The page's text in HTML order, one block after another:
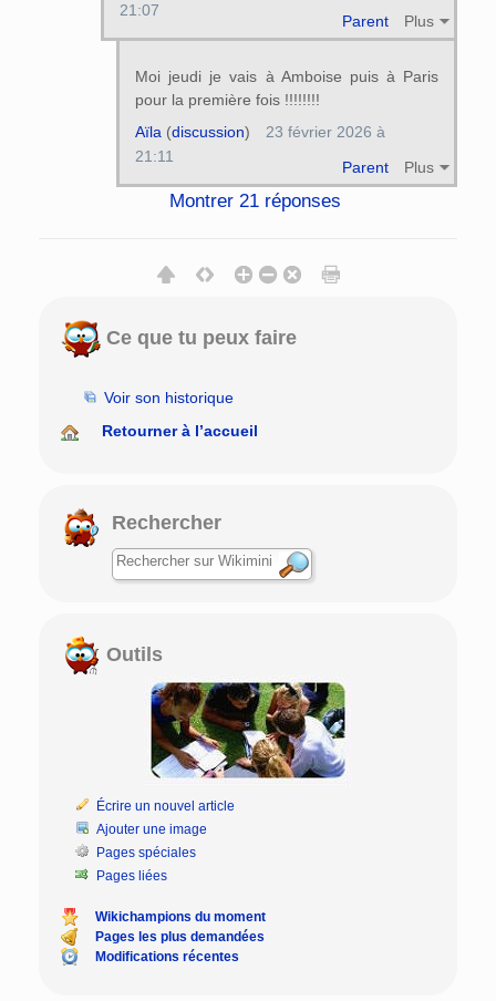
Parent Plus
21:07
Moi jeudi je vais à Amboise puis à Paris
pour la première fois !!!!!!!!
Parent Plus
Aïla(discussion)
23 février 2026 à
21:11
Montrer 21 réponses
Ce que tu peux faire
Voir son historique
Retourner à l’accueil
Rechercher
Outils
Écrire un nouvel article
Ajouter une image
Pages spéciales
Pages liées
Wikichampions du moment
Pages les plus demandées
Modifications récentes